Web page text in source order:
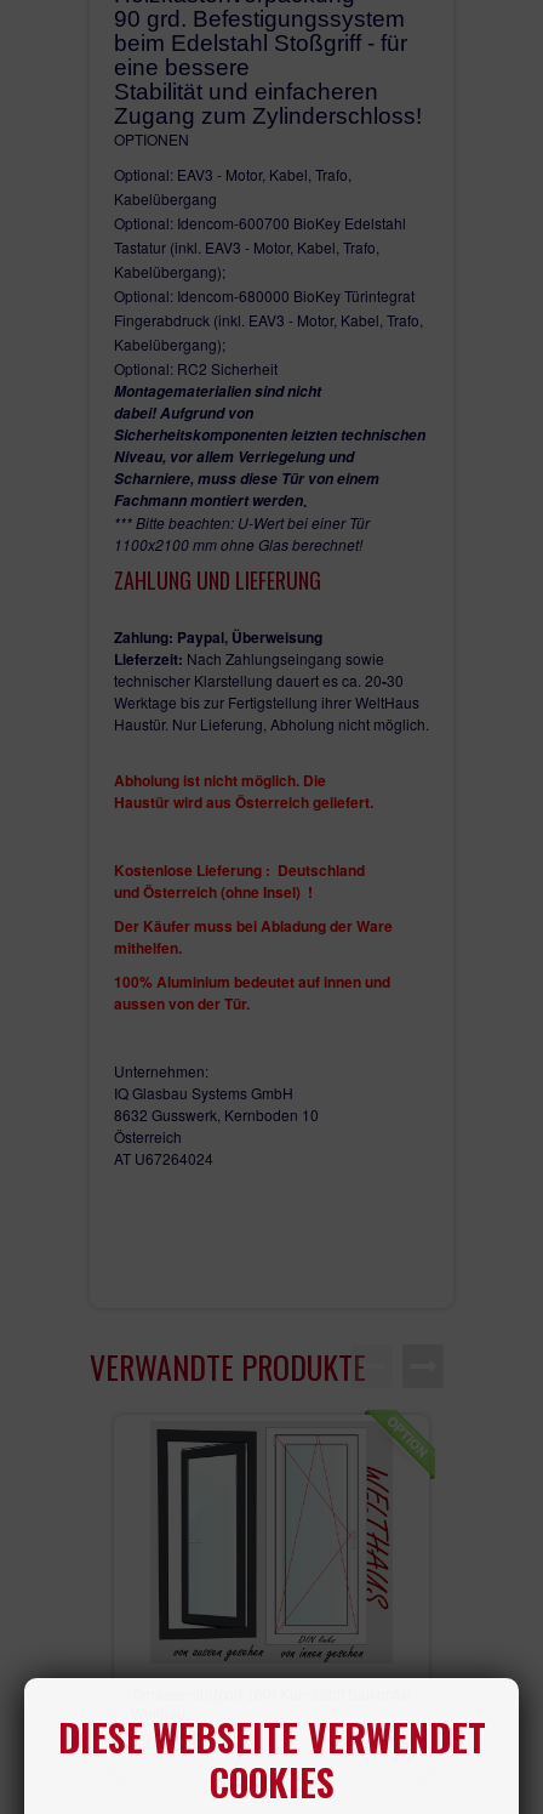
90 grd. Befestigungssystem
beim Edelstahl Stoßgriff - für
eine bessere
Stabilität und einfacheren
Zugang zum Zylinderschloss!
OPTIONEN
Optional: EAV3 - Motor, Kabel, Trafo,
Kabelübergang
Optional: Idencom-600700 BioKey Edelstahl
Tastatur (inkl. EAV3 - Motor, Kabel, Trafo,
Kabelübergang);
Optional: Idencom-680000 BioKey Türintegrat
Fingerabdruck (inkl. EAV3 - Motor, Kabel, Trafo,
Kabelübergang);
Optional: RC2 Sicherheit
Montagematerialien sind nicht
dabei!Aufgrund von
Sicherheitskomponenten letzten technischen
Niveau, vor allem Verriegelung und
Scharniere, muss diese Tür von einem
Fachmann montiert werden.
*** Bitte beachten: U-Wert bei einer Tür
1100x2100 mm ohne Glas berechnet!
ZAHLUNG UND LIEFERUNG
Zahlung: Paypal, Überweisung
Lieferzeit: Nach Zahlungseingang sowie
technischer Klarstellung dauert es ca. 20-30
Werktage bis zur Fertigstellung ihrer WeltHaus
Haustür. Nur Lieferung, Abholung nicht möglich.
Abholung ist nicht möglich. Die
Haustürwirdaus Österreichgeliefert.
Kostenlose Lieferung : Deutschland
undÖsterreich (ohne Insel) !
Der Käufer muss bei Abladung der Ware
mithelfen.
100% Aluminium bedeutet auf innen und
aussen von der Tür.
Unternehmen:
IQ Glasbau Systems GmbH
8632 Gusswerk, Kernboden 10
Österreich
AT U67264024
VERWANDTE PRODUKTE
128.52€
DIESE WEBSEITE VERWENDET
COOKIES